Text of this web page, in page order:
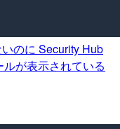
のに Security Hub
が表示されている